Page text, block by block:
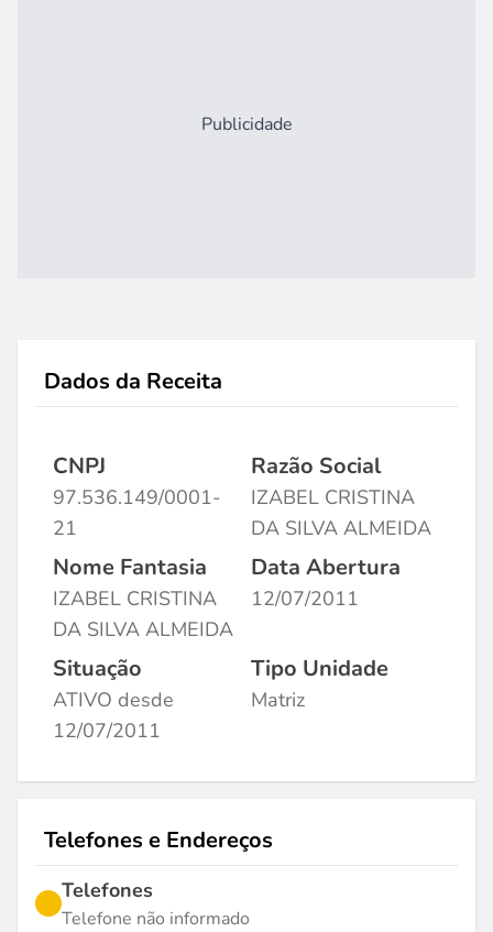
Publicidade
Dados da Receita
CNPJ
97.536.149/0001-
21
Razão Social
IZABEL CRISTINA
DA SILVA ALMEIDA
Nome Fantasia
IZABEL CRISTINA
DA SILVA ALMEIDA
Data Abertura
12/07/2011
Situação
ATIVO desde
12/07/2011
Tipo Unidade
Matriz
Telefones e Endereços
Telefones
Telefone não informado